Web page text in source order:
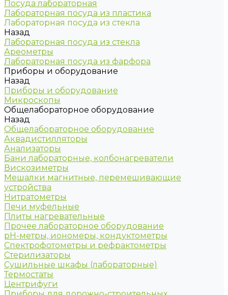
Посуда лабораторная
Лабораторная посуда из пластика
Лабораторная посуда из стекла
Назад
Лабораторная посуда из стекла
Ареометры
Лабораторная посуда из фарфора
Приборы и оборудование
Назад
Приборы и оборудование
Микроскопы
Общелабораторное оборудование
Назад
Общелабораторное оборудование
Аквадистилляторы
Анализаторы
Бани лабораторные, колбонагреватели
Вискозиметры
Мешалки магнитные, перемешивающие
устройства
Нитратометры
Печи муфельные
Плиты нагревательные
Прочее лабораторное оборудование
рН-метры, иономеры, кондуктометры
Спектрофотометры и рефрактометры
Стерилизаторы
Сушильные шкафы (лабораторные)
Термостаты
Центрифуги